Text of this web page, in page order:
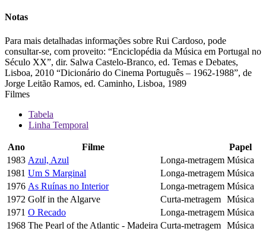
Notas
Para mais detalhadas informações sobre Rui Cardoso, pode
consultar-se, com proveito: “Enciclopédia da Música em Portugal no
Século XX”, dir. Salwa Castelo-Branco, ed. Temas e Debates,
Lisboa, 2010 “Dicionário do Cinema Português – 1962-1988”, de
Jorge Leitão Ramos, ed. Caminho, Lisboa, 1989
Filmes
Tabela
Linha Temporal
Ano Filme
Papel
1983 Azul, Azul Longa-metragem Música
1981 Um S Marginal Longa-metragem Música
1976 As Ruínas no Interior Longa-metragem Música
1972 Golf in the Algarve Curta-metragem Música
1971 O Recado Longa-metragem Música
1968 The Pearl of the Atlantic - Madeira Curta-metragem Música